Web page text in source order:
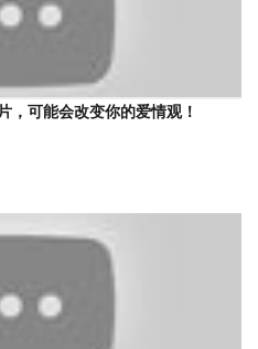
，可能会改变你的爱情观！